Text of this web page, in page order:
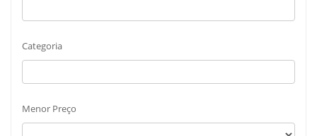
Categoria
Menor Preço